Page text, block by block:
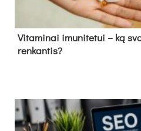
Vitaminai imunitetui – ką
renkantis?